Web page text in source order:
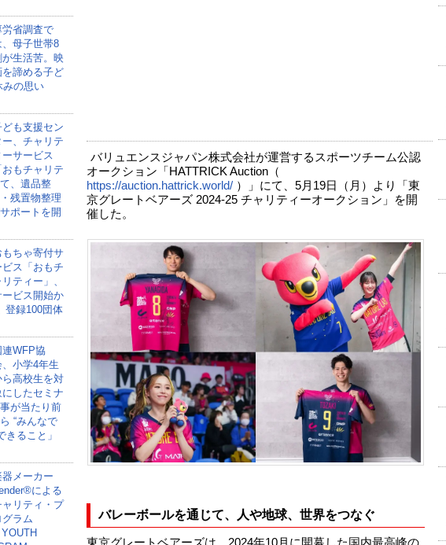
労省調査で
、母子世帯8
が生活苦。映
を諦める子ど
みの思い
ども支援セン
ー、チャリテ
ーサービス
おもチャリテ
、遺品整
残置物整理
ポートを開
もちゃ寄付サ
ビス「おもチ
リティー」、
ービス開始か
登録100団体
連WFP協
、小学4年生
ら高校生を対
にしたセミナ
が当たり前
“みんなで
きること」
器メーカー
による
ャリティ・プ
グラム
バリュエンスジャパン株式会社が運営するスポーツチーム公認
オークション「HATTRICK Auction（
https://auction.hattrick.world/）」にて、5月19日（月）より「東
京グレートベアーズ 2024-25 チャリティーオークション」を開
催した。
バレーボールを通じて、人や地球、世界をつなぐ